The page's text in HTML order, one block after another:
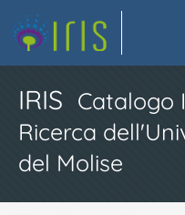
IRIS Catalogo
Ricerca
del Molise